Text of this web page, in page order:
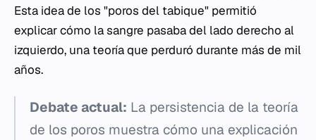
Esta idea de los "poros del tabique" permitió
explicar cómo la sangre pasaba del lado derecho al
izquierdo, una teoría que perduró durante más de mil
años.
Debate actual: La persistencia de la teoría
de los poros muestra cómo una explicación